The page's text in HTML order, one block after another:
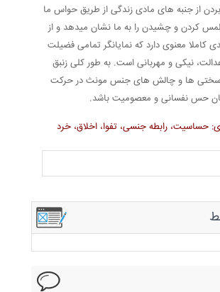
از جنبه های مادی زندگی از طریق حواس ما
لمس کردن و چشیدن را به ما نشان میدهد و از
کاملا معنوی دارد که نمایانگر تمامی فضیلت
نیکی و مهربانی است. به طور کلی زنبق
سختی ها و چالش های جنس مونث در حرکت
حس نفسانی و معصومیت باشد.
حساسیت، رابطه جنسی، تفوا، اخلاق، خرد